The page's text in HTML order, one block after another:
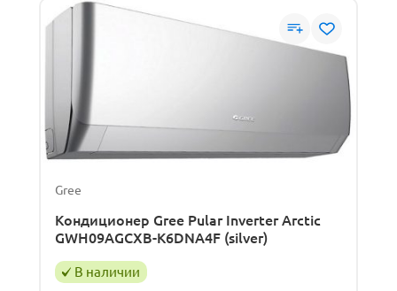
Gree
Кондиционер Gree Pular Inverter Arctic
GWH09AGCXB-K6DNA4F (silver)
В наличии